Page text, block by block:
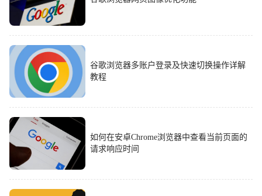
谷歌浏览器多账户登录及快速切换操作详解
教程
如何在安卓Chrome浏览器中查看当前页面的
请求响应时间